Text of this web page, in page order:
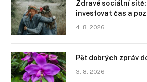
Zdravé sociální
investovat čas a
4. 8. 2026
Pět dobrých zpráv
3. 8. 2026